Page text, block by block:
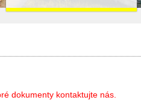
dokumenty kontaktujte nás.